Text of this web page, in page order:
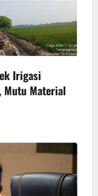
Irigasi
Mutu Material